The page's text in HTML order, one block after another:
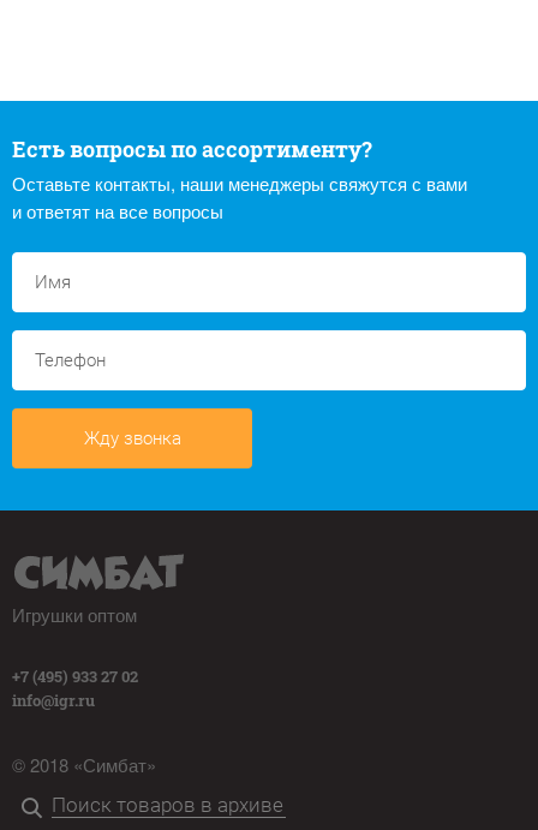
Есть вопросы по ассортименту?
Оставьте контакты, наши менеджеры свяжутся с вами
и ответят на все вопросы
Жду звонка
Игрушки оптом
+7 (495) 933 27 02
info@igr.ru
© 2018 «Симбат»